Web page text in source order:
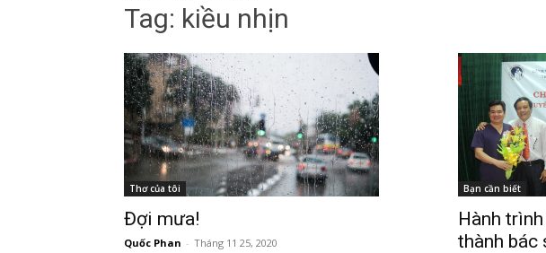
sĩ
Kiều
Tag: kiều nhịn
Thơ của tôi
Đợi mưa!
Quốc Phan - Tháng 11 25, 2020
Bạn cần biết
Hành
thành bác